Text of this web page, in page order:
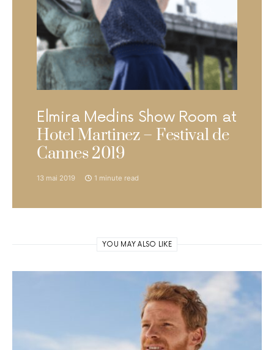
Elmira Medins Show Room at
Hotel Martinez – Festival de
Cannes 2019
13 mai 2019 1 minute read
YOU MAY ALSO LIKE